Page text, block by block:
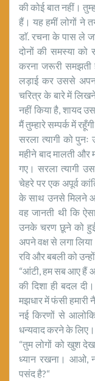
की कोई बात नहीं।
हैं। यह हमीं लोगों ने
डाॅ. रचना के पास ले
दोनों की समस्या
करना जरूरी
लड़ाई कर उससे
चरित्र के बारे में
नहीं किया है, शायद
मैं तुम्हारे सम्पर्क में
सरला त्यागी को
महीने बाद मालती
गए। सरला त्यागी
चेहरे पर एक अपूर्व
के साथ उनसे मिलने
वह जानती थी कि
उनके चरण छूने को
अपने वक्ष से लगा
रवि और बबली को
“आंटी, हम सब आए हैं
की दिशा ही बदल
मझधार में फंसी हमारी
नई किरणों से
धन्यवाद करने के लिए।
“तुम लोगों को खुश
ध्यान रखना। आओ,
पसंद है?“